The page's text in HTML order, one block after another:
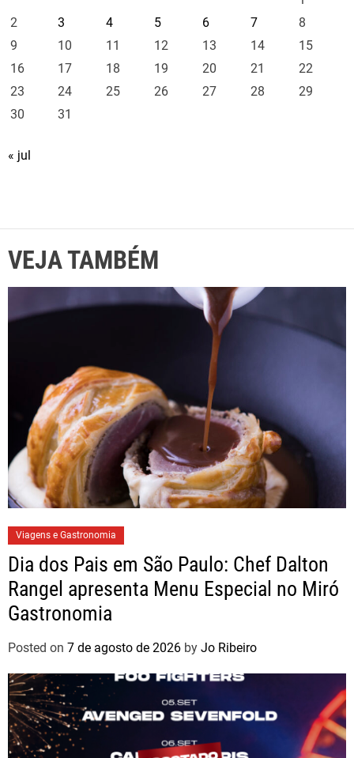
2
3 4 5 6 7
8
9
10 11 12 13 14
15
16
17 18 19 20 21
22
23
24 25 26 27 28
29
30
31
« jul
VEJA TAMBÉM
Viagens e Gastronomia
Dia dos Pais em São Paulo: Chef Dalton
Rangel apresenta Menu Especial no Miró
Gastronomia
Posted on 7 de agosto de 2026 by Jo Ribeiro